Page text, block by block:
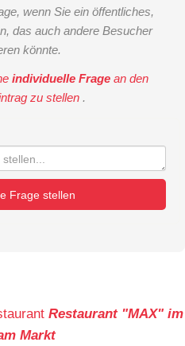
wenn Sie ein öffentliches,
das auch andere Besucher
könnte.
individuelle Frage an den
zu stellen .
Frage stellen
Restaurant "MAX" im
Markt